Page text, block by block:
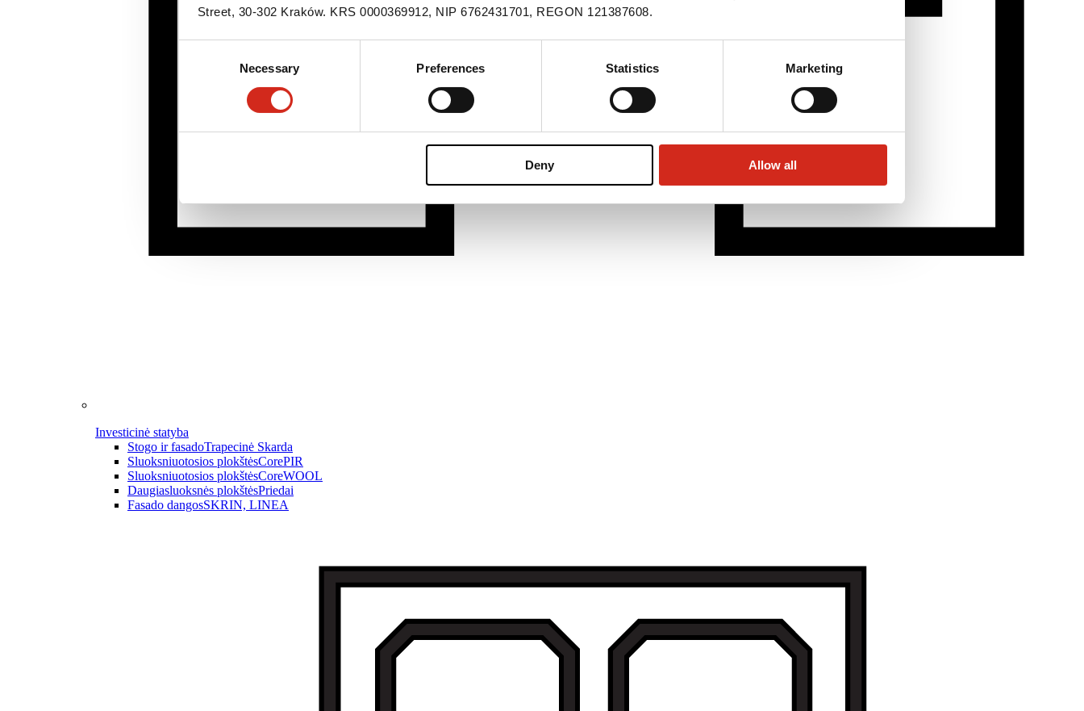
Street, 30-302 Kraków. KRS 0000369912, NIP 6762431701, REGON 121387608.
Necessary Preferences Statistics Marketing
Deny Allow all
Investicinė statyba
Stogo ir fasadoTrapecinė Skarda
Sluoksniuotosios plokštėsCorePIR
Sluoksniuotosios plokštėsCoreWOOL
Daugiasluoksnės plokštėsPriedai
Fasado dangosSKRIN, LINEA